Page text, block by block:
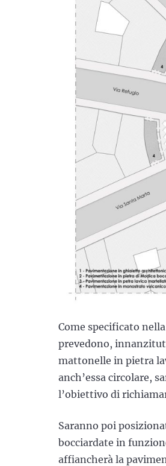
Come specificato
prevedono,
mattonelle in pietra
anch’essa circolare,
l’obiettivo di
Saranno poi
bocciardate in
affiancherà la